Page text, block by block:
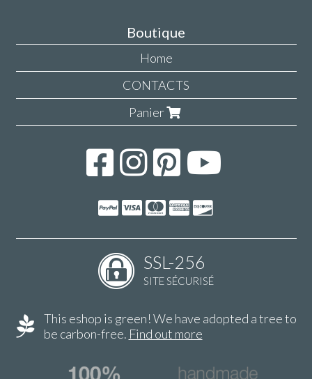
Boutique
Home
CONTACTS
Panier
SSL-256
SITE SÉCURISÉ
This eshop is green! We have adopted a tree to
be carbon-free. Find out more